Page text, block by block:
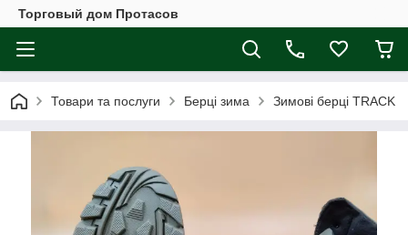
Торговый дом Протасов
Товари та послуги Берці зима Зимові берці TRACK